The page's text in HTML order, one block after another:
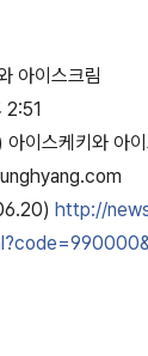
아이스크림
2:51
이스케키와 아이
http://